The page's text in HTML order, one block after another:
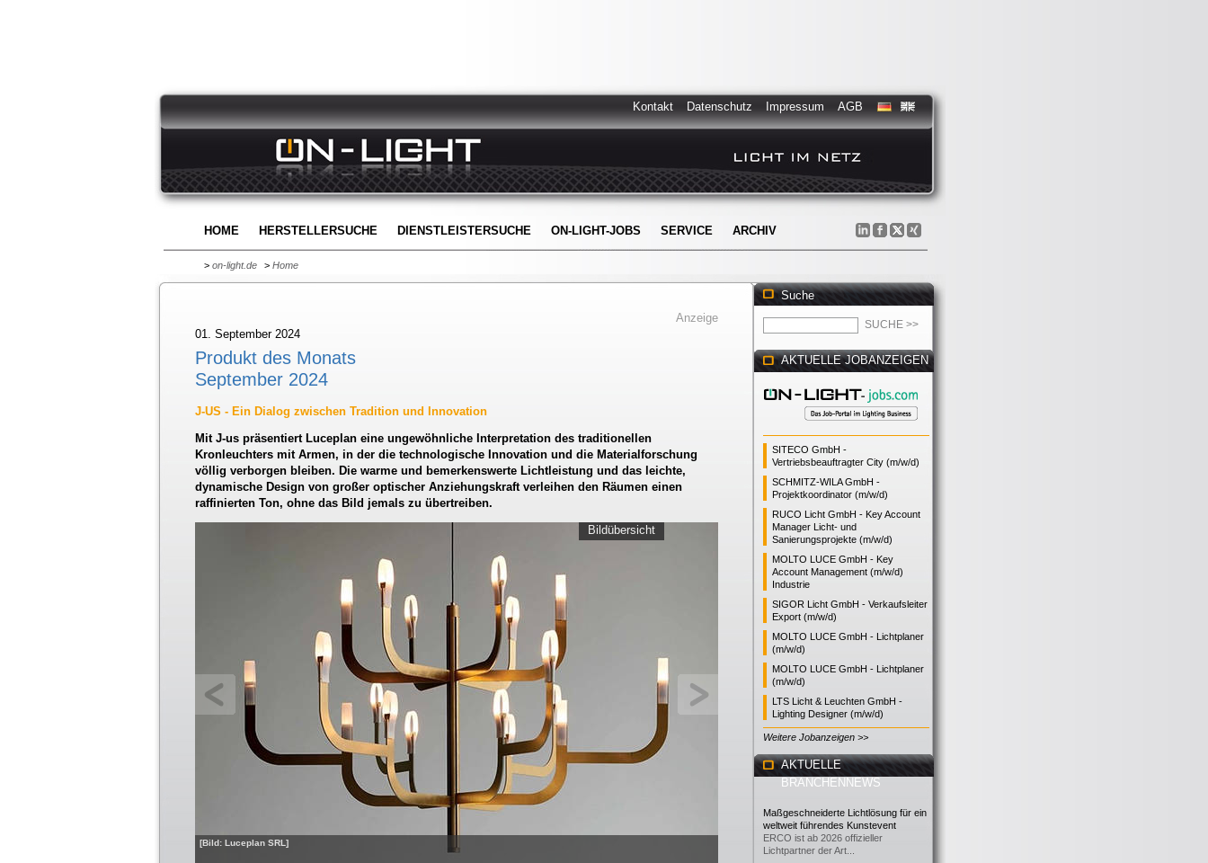
Kontakt Datenschutz Impressum AGB
HOME HERSTELLERSUCHE DIENSTLEISTERSUCHE ON-LIGHT-JOBS SERVICE ARCHIV
> on-light.de > Home
Anzeige
01. September 2024
Produkt des Monats
September 2024
J-US - Ein Dialog zwischen Tradition und Innovation
Mit J-us präsentiert Luceplan eine ungewöhnliche Interpretation des traditionellen
Kronleuchters mit Armen, in der die technologische Innovation und die Materialforschung
völlig verborgen bleiben. Die warme und bemerkenswerte Lichtleistung und das leichte,
dynamische Design von großer optischer Anziehungskraft verleihen den Räumen einen
raffinierten Ton, ohne das Bild jemals zu übertreiben.
[Bild: Luceplan SRL]
Bildübersicht
Suche
AKTUELLE JOBANZEIGEN
SITECO GmbH -
Vertriebsbeauftragter City (m/w/d)
SCHMITZ-WILA GmbH -
Projektkoordinator (m/w/d)
RUCO Licht GmbH - Key Account
Manager Licht- und
Sanierungsprojekte (m/w/d)
MOLTO LUCE GmbH - Key
Account Management (m/w/d)
Industrie
SIGOR Licht GmbH - Verkaufsleiter
Export (m/w/d)
MOLTO LUCE GmbH - Lichtplaner
(m/w/d)
MOLTO LUCE GmbH - Lichtplaner
(m/w/d)
LTS Licht & Leuchten GmbH -
Lighting Designer (m/w/d)
Weitere Jobanzeigen >>
AKTUELLE
BRANCHENNEWS
Maßgeschneiderte Lichtlösung für ein
weltweit führendes Kunstevent
ERCO ist ab 2026 offizieller
Lichtpartner der Art...